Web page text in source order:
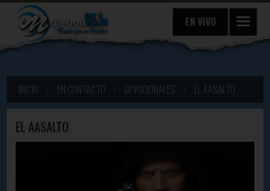
EN VIVO
INICIO EN CONTACTO DEVOCIONALES EL AASALTO
EL AASALTO